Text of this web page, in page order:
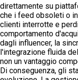
direttamente su
che i feed obsoleti o
clienti interrotte e
comportamento
dagli influencer, la
l'integrazione fluida
non un vantaggio
Di conseguenza, gli